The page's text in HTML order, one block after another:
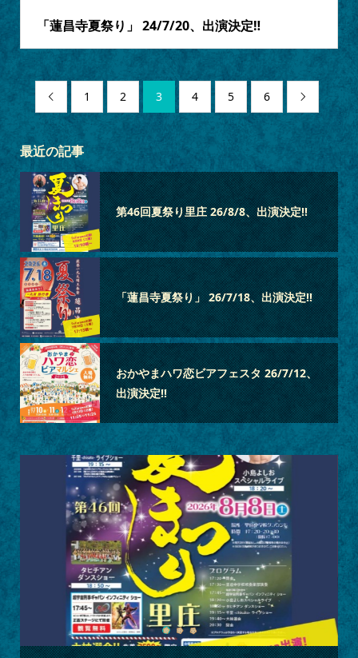
「蓮昌寺夏祭り」 24/7/20、出演決定‼
 1 2 3 4 5 6 
最近の記事
第46回夏祭り里庄 26/8/8、出演決定‼
「蓮昌寺夏祭り」 26/7/18、出演決定‼
おかやまハワ恋ビアフェスタ 26/7/12、
出演決定‼
123